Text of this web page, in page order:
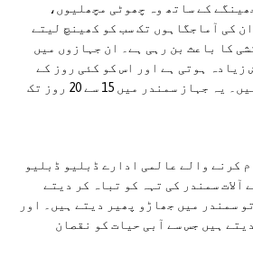
کے ساتھ وہ چھوٹی مچھلیوں،
کی آماجگاہوں تک سب کو کھینچ لیتے
کا باعث بن رہی ہے۔ ان جہازوں میں
زیادہ ہوتی ہے اور اس کو کئی روز کے
لیے فریز بھی کر سکتے ہیں۔ یہ جہاز سمندر میں 15 سے 20 روز تک
کرنے والے عالمی ادارے ڈبلیو ڈبلیو
آلات سمندر کی تہہ کو تباہ کر دیتے
سمندر میں جھاڑو پھیر دیتے ہیں۔ اور
ہیں جس سے آبی حیات کو نقصان